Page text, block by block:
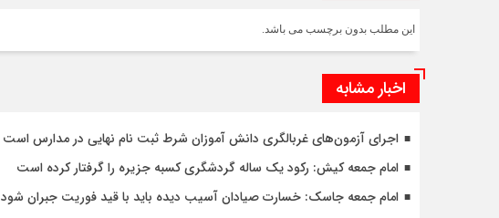
این مطلب بدون برچسب می باشد.
اخبار مشابه
اجرای آزمون‌های غربالگری دانش آموزان شرط ثبت نام نهایی در مدارس است
امام جمعه کیش: رکود یک ساله گردشگری کسبه جزیره را گرفتار کرده است
امام جمعه جاسک: خسارت صیادان آسیب دیده باید با قید فوریت جبران شود